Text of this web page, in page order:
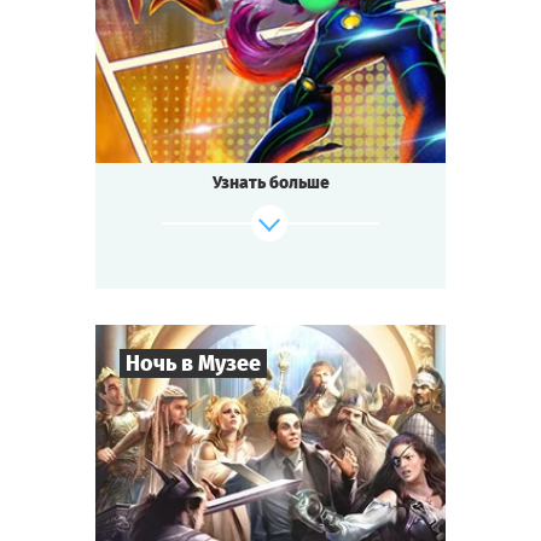
Тематика Супергерои
Тип квеста Квестория
Узнать больше
Ночь в Музее
Игроков 8-35
Время игры 2-3 ч.
Тематика Приключения